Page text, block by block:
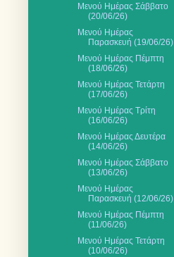
Μενού Ημέρας Σάββατο
(20/06/26)
Μενού Ημέρας
Παρασκευή (19/06/26)
Μενού Ημέρας Πέμπτη
(18/06/26)
Μενού Ημέρας Τετάρτη
(17/06/26)
Μενού Ημέρας Τρίτη
(16/06/26)
Μενού Ημέρας Δευτέρα
(14/06/26)
Μενού Ημέρας Σάββατο
(13/06/26)
Μενού Ημέρας
Παρασκευή (12/06/26)
Μενού Ημέρας Πέμπτη
(11/06/26)
Μενού Ημέρας Τετάρτη
(10/06/26)